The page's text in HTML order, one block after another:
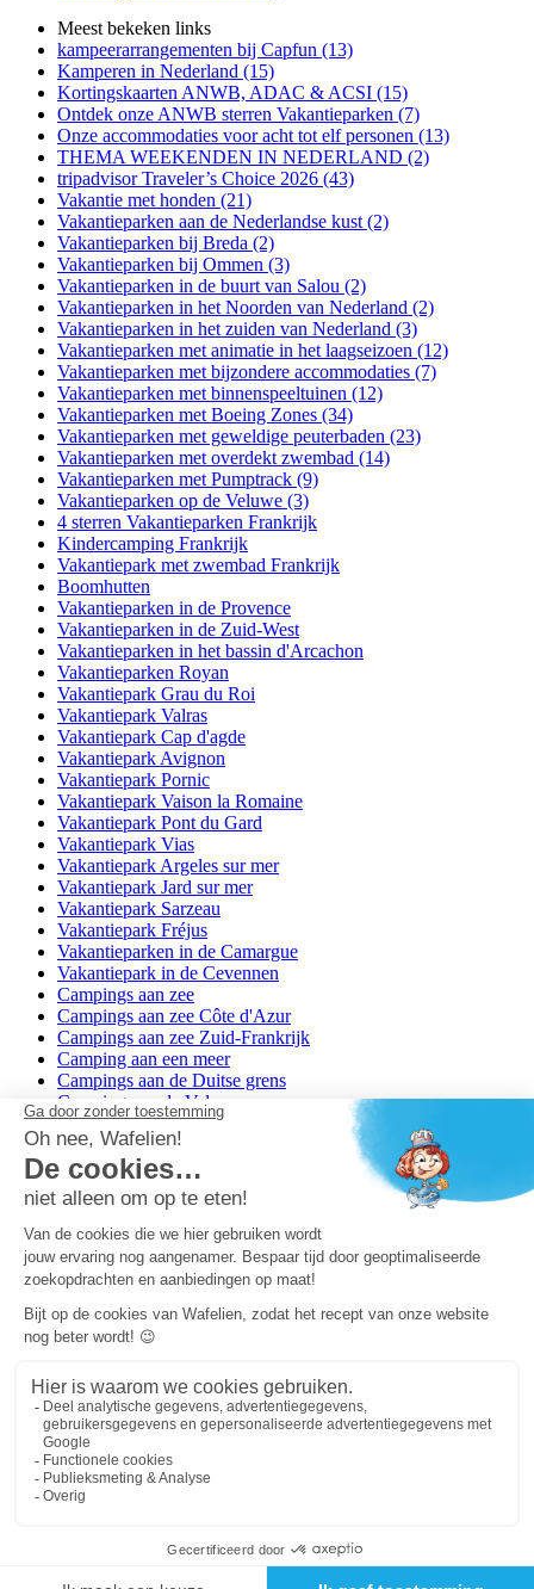
Meest bekeken links
kampeerarrangementen bij Capfun (13)
Kamperen in Nederland (15)
Kortingskaarten ANWB, ADAC & ACSI (15)
Ontdek onze ANWB sterren Vakantieparken (7)
Onze accommodaties voor acht tot elf personen (13)
THEMA WEEKENDEN IN NEDERLAND (2)
tripadvisor Traveler’s Choice 2026 (43)
Vakantie met honden (21)
Vakantieparken aan de Nederlandse kust (2)
Vakantieparken bij Breda (2)
Vakantieparken bij Ommen (3)
Vakantieparken in de buurt van Salou (2)
Vakantieparken in het Noorden van Nederland (2)
Vakantieparken in het zuiden van Nederland (3)
Vakantieparken met animatie in het laagseizoen (12)
Vakantieparken met bijzondere accommodaties (7)
Vakantieparken met binnenspeeltuinen (12)
Vakantieparken met Boeing Zones (34)
Vakantieparken met geweldige peuterbaden (23)
Vakantieparken met overdekt zwembad (14)
Vakantieparken met Pumptrack (9)
Vakantieparken op de Veluwe (3)
4 sterren Vakantieparken Frankrijk
Kindercamping Frankrijk
Vakantiepark met zwembad Frankrijk
Boomhutten
Vakantieparken in de Provence
Vakantieparken in de Zuid-West
Vakantieparken in het bassin d'Arcachon
Vakantieparken Royan
Vakantiepark Grau du Roi
Vakantiepark Valras
Vakantiepark Cap d'agde
Vakantiepark Avignon
Vakantiepark Pornic
Vakantiepark Vaison la Romaine
Vakantiepark Pont du Gard
Vakantiepark Vias
Vakantiepark Argeles sur mer
Vakantiepark Jard sur mer
Vakantiepark Sarzeau
Vakantiepark Fréjus
Vakantieparken in de Camargue
Vakantiepark in de Cevennen
Campings aan zee
Campings aan zee Côte d'Azur
Campings aan zee Zuid-Frankrijk
Camping aan een meer
Campings aan de Duitse grens
Campings op de Veluwe
Campings in het Noorden van Nederland
Campings in het Zuiden van Nederland
Copyright Capfun 2026 ©
Bij Capfun solliciteren
Veelgestelde vragen
Dutchbox Vakantiepark
Superdeals
Capfun in de media
Carabouille.nl
Algemene reisvoorwaarden
Sitemap
Persvragen? mailpersvragen@capfun.com
Powered by ICS